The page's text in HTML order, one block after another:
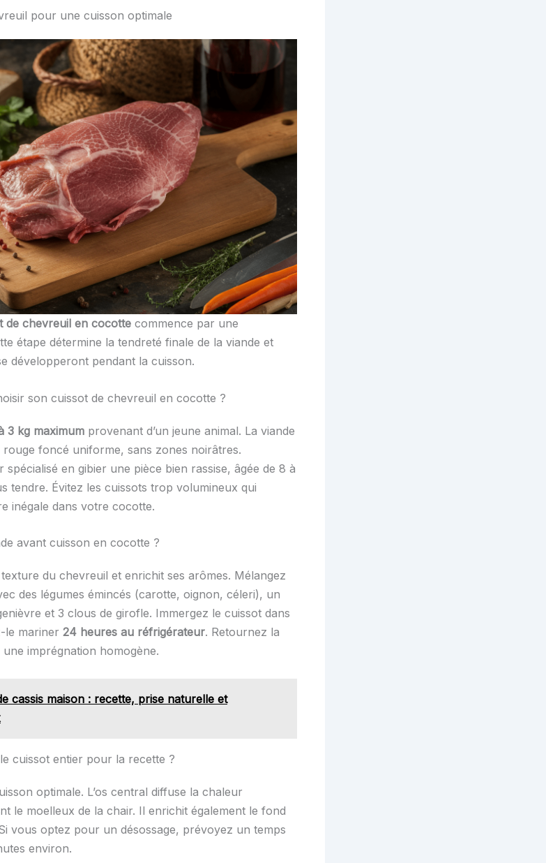
pour une cuisson optimale
de chevreuil en cocotte commence par une
étape détermine la tendreté finale de la viande et
développeront pendant la cuisson.
son cuissot de chevreuil en cocotte ?
3 kg maximum provenant d’un jeune animal. La viande
foncé uniforme, sans zones noirâtres.
en gibier une pièce bien rassise, âgée de 8 à
tendre. Évitez les cuissots trop volumineux qui
inégale dans votre cocotte.
avant cuisson en cocotte ?
du chevreuil et enrichit ses arômes. Mélangez
des légumes émincés (carotte, oignon, céleri), un
et 3 clous de girofle. Immergez le cuissot dans
le mariner 24 heures au réfrigérateur. Retournez la
imprégnation homogène.
cassis maison : recette, prise naturelle et
cuissot entier pour la recette ?
optimale. L’os central diffuse la chaleur
le moelleux de la chair. Il enrichit également le fond
vous optez pour un désossage, prévoyez un temps
environ.